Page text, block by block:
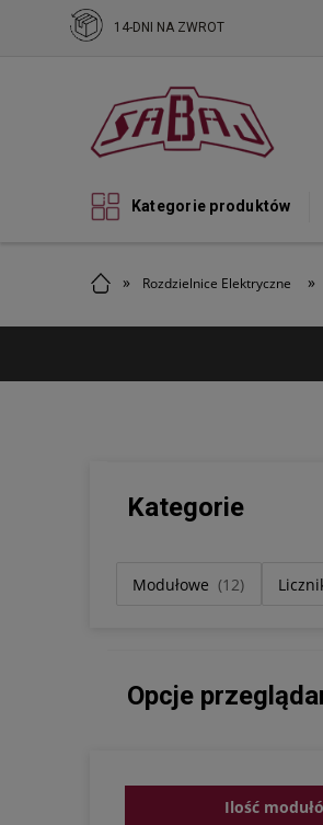
Kategorie produktów
» Rozdzielnice Elektryczne »
14-DNI NA ZWROT
Kategorie
Modułowe (12)
Opcje
Ilość